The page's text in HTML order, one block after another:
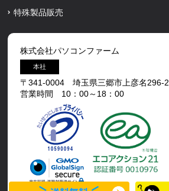
特殊製品販売
株式会社パソコンファーム
本社
〒341-0004 埼玉県三郷市上彦名296-2
営業時間 10：00～18：00